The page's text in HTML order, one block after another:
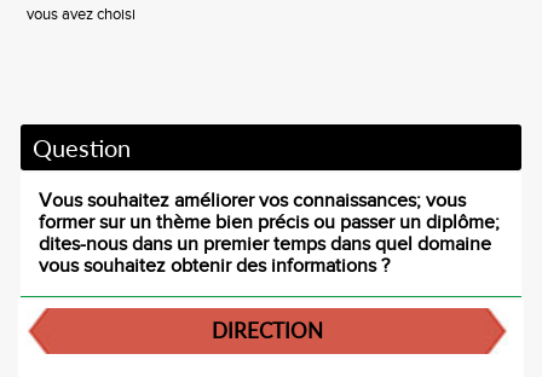
vous avez choisi
Question
Vous souhaitez améliorer vos connaissances; vous
former sur un thème bien précis ou passer un diplôme;
dites-nous dans un premier temps dans quel domaine
vous souhaitez obtenir des informations ?
DIRECTION